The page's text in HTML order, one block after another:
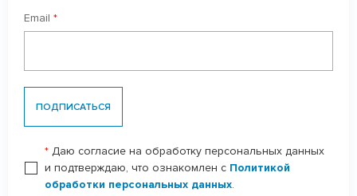
Email *
ПОДПИСАТЬСЯ
* Даю согласие на обработку персональных данных
и подтверждаю, что ознакомлен с Политикой
обработки персональных данных.